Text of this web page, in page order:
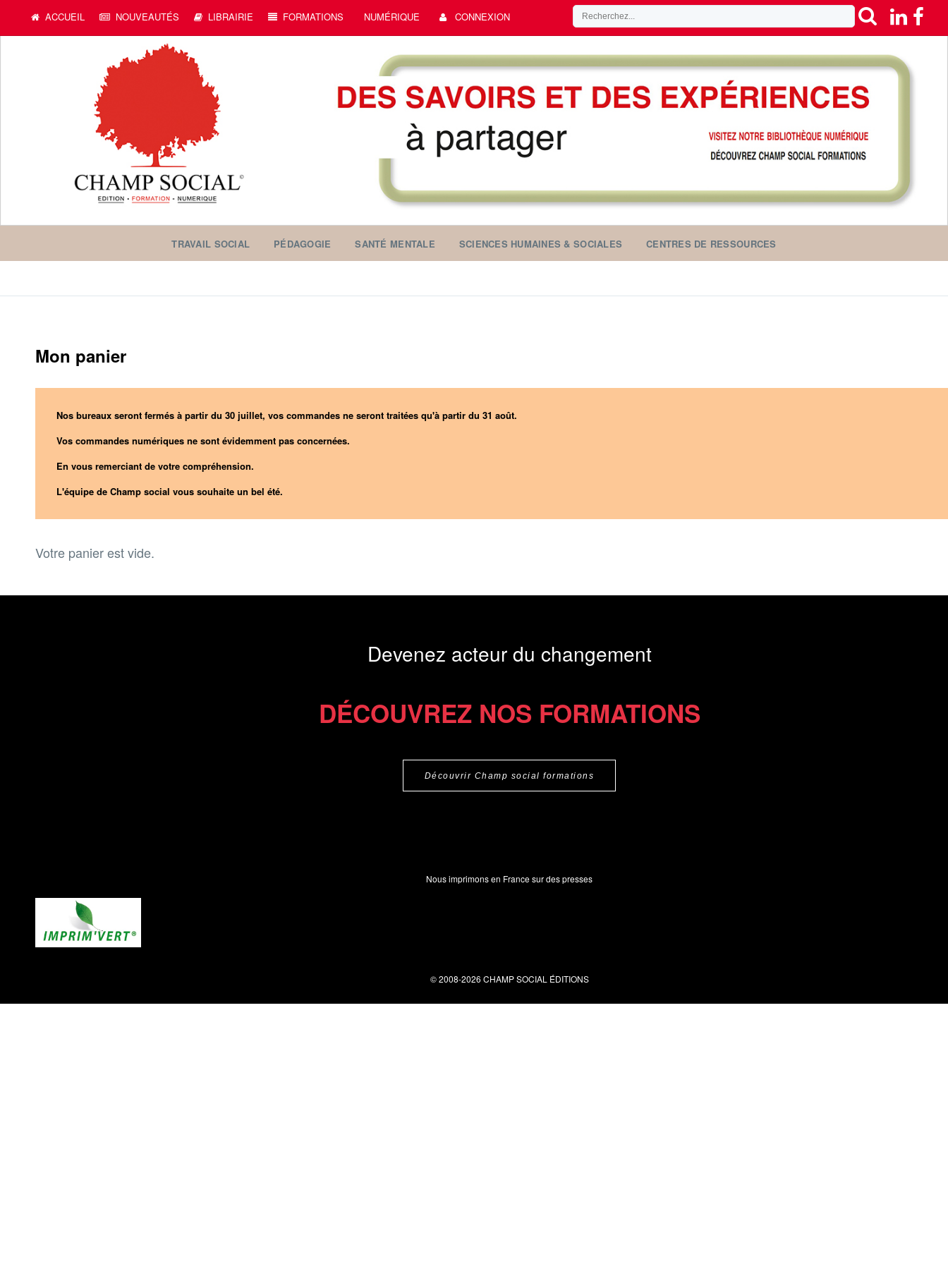
ACCUEIL NOUVEAUTÉS LIBRAIRIE FORMATIONS NUMÉRIQUE CONNEXION
TRAVAIL SOCIAL PÉDAGOGIE SANTÉ MENTALE SCIENCES HUMAINES & SOCIALES CENTRES DE RESSOURCES
Mon panier
Nos bureaux seront fermés à partir du 30 juillet, vos commandes ne seront traitées qu'à partir du 31 août.
Vos commandes numériques ne sont évidemment pas concernées.
En vous remerciant de votre compréhension.
L'équipe de Champ social vous souhaite un bel été.
Votre panier est vide.
Devenez acteur du changement
DÉCOUVREZ NOS FORMATIONS
Découvrir Champ social formations
Nous imprimons en France sur des presses
© 2008-2026 CHAMP SOCIAL ÉDITIONS